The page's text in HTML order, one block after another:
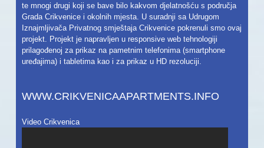
te mnogi drugi koji se bave bilo kakvom djelatnošću s područja
Grada Crikvenice i okolnih mjesta. U suradnji sa Udrugom
Iznajmljivača Privatnog smještaja Crikvenice pokrenuli smo ovaj
projekt. Projekt je napravljen u responsive web tehnologiji
prilagođenoj za prikaz na pametnim telefonima (smartphone
uređajima) i tabletima kao i za prikaz u HD rezoluciji.
WWW.CRIKVENICAAPARTMENTS.INFO
Video Crikvenica